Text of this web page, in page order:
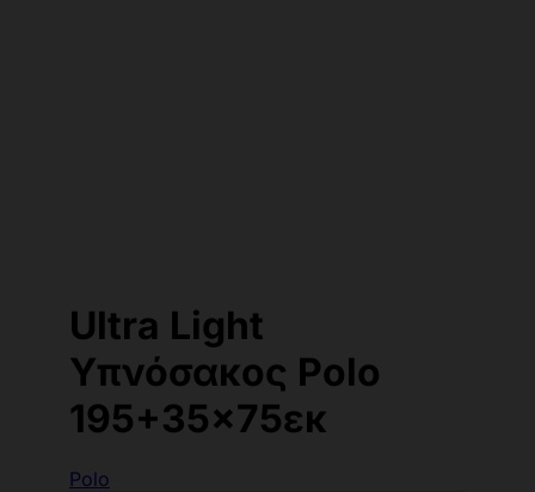
Ultra Light
Υπνόσακος Polo
195+35x75εκ
Polo